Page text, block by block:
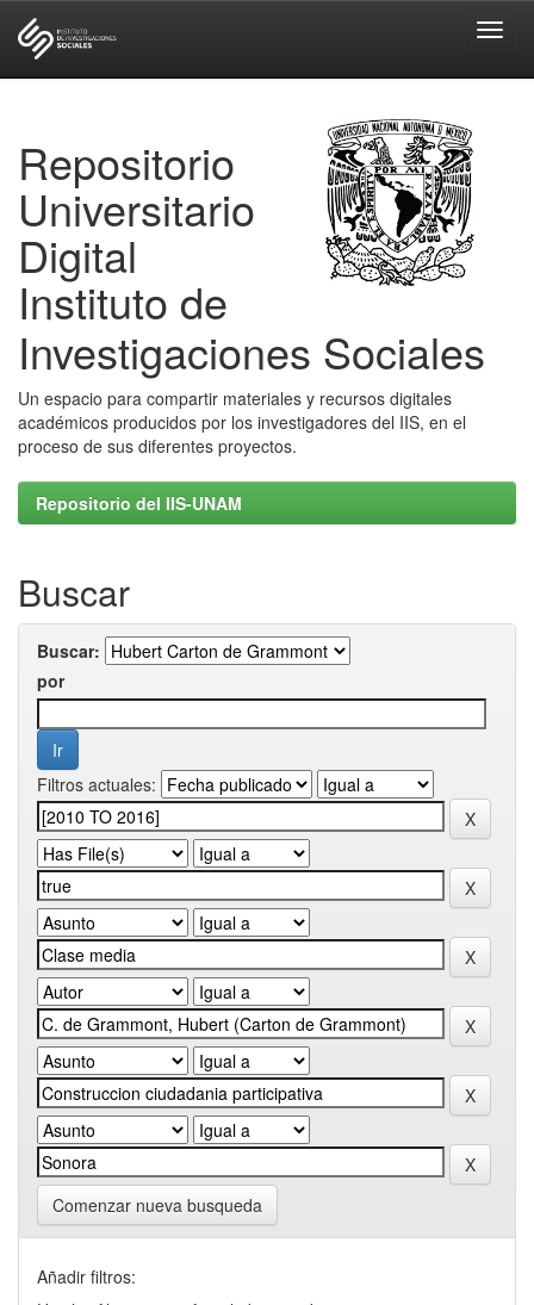
Repositorio
Universitario
Digital
Instituto de
Investigaciones Sociales
Un espacio para compartir materiales y recursos digitales
académicos producidos por los investigadores del IIS, en el
proceso de sus diferentes proyectos.
Repositorio del IIS-UNAM
Buscar
Buscar:
por
Filtros actuales:
Comenzar nueva busqueda
Añadir filtros: